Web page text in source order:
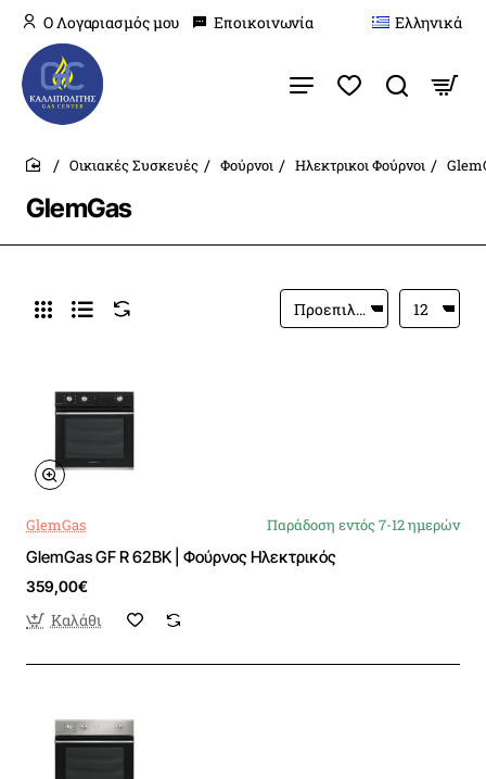
O Λογαριασμός μου Εποικοινωνία Ελληνικά
GlemGas
home
Οικιακές Συσκευές Φούρνοι Ηλεκτρικοι Φούρνοι
GlemGas Παράδοση εντός 7-12 ημερών
GlemGas GF R 62BK | Φούρνος Ηλεκτρικός
359,00€
Καλάθι